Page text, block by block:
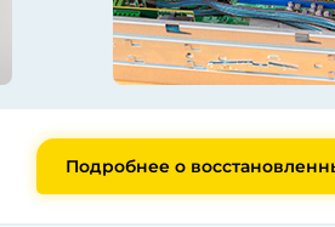
Подробнее о